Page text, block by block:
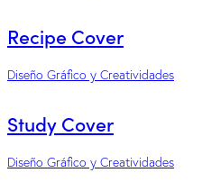
Recipe Cover
Diseño Gráfico y Creatividades
Study Cover
Diseño Gráfico y Creatividades